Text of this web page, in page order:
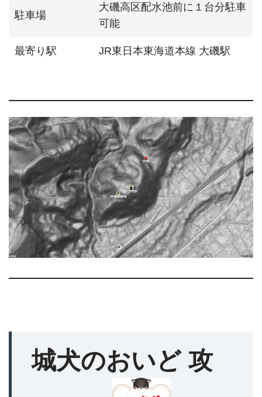
駐車場
大磯高区配水池前に１台分駐車
可能
最寄り駅 JR東日本東海道本線 大磯駅
城犬のおいど 攻